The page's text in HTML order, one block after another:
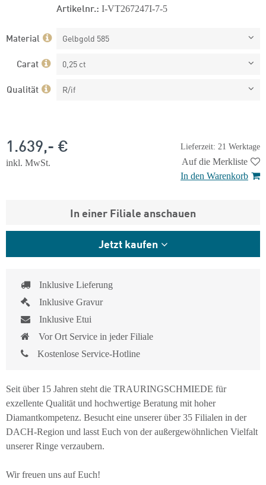
Artikelnr.: I-VT267247I-7-5
Material Gelbgold 585
Carat 0,25 ct
Qualität R/if
Lieferzeit: 21 Werktage
1.639,- €
inkl. MwSt.
Auf die Merkliste
In den Warenkorb
In einer Filiale anschauen
Jetzt kaufen
Inklusive Lieferung
Inklusive Gravur
Inklusive Etui
Vor Ort Service in jeder Filiale
Kostenlose Service-Hotline
Seit über 15 Jahren steht die TRAURINGSCHMIEDE für
exzellente Qualität und hochwertige Beratung mit hoher
Diamantkompetenz. Besucht eine unserer über 35 Filialen in der
DACH-Region und lasst Euch von der außergewöhnlichen Vielfalt
unserer Ringe verzaubern.
Wir freuen uns auf Euch!